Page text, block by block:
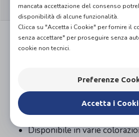
Mocassino slip-on con
Tomaia morbida per massimo
Inserti elastici sul collo del
plantari su misura
Suola leggera, flessibile e
Punta arrotondata e calzata
Fodera confortevole, adatta
Disponibile in varie
mancata accettazione del consenso
disponibilità di alcune funzionalità.
Clicca su "Accetta i Cookie" per fornire il
senza accettare" per proseguire senza
cookie non tecnici.
Preferenze
Accetta i